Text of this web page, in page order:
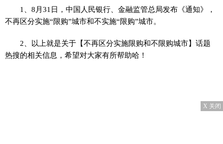
1、8月31日，中国人民银行、金融监管总局发布《通知》，
不再区分实施“限购”城市和不实施“限购”城市。
2、以上就是关于【不再区分实施限购和不限购城市】话题
热搜的相关信息，希望对大家有所帮助哈！
X 关闭